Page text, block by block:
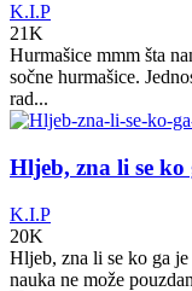
K.I.P
21K
Hurmašice mmm šta
sočne hurmašice.
rad...
Hljeb, zna li se
K.I.P
20K
Hljeb, zna li se ko ga
nauka ne može